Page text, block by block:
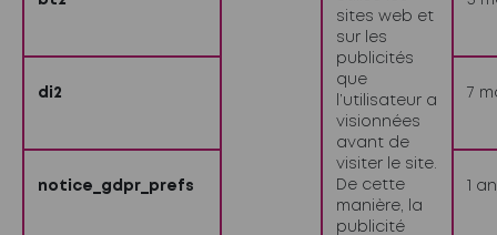
sites web et
sur les
publicités
que
l’utilisateur a
visionnées
avant de
visiter le site.
De cette
manière, la
publicité
di2 7
notice_gdpr_prefs 1 an